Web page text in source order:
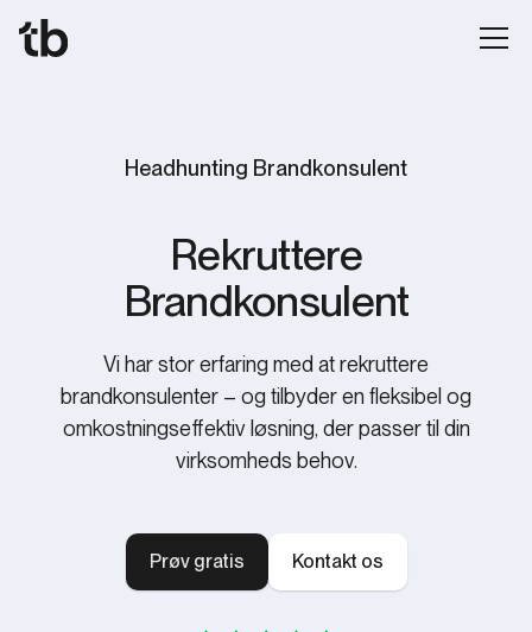
Headhunting Brandkonsulent
‍Rekruttere
Brandkonsulent
‍Vi har stor erfaring med at rekruttere
brandkonsulenter – og tilbyder en fleksibel og
omkostningseffektiv løsning, der passer til din
virksomheds behov.
Prøv gratis Kontakt os